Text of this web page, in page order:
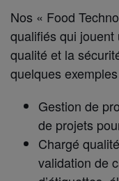
Nos « Food
qualifiés qui
qualité et la
quelques
Gestion de
de projets
Chargé
validation de